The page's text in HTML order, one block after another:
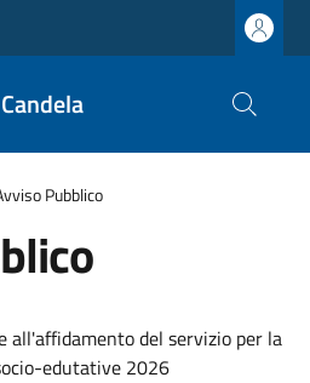
Pubblico
all'affidamento del servizio per la
edutative 2026